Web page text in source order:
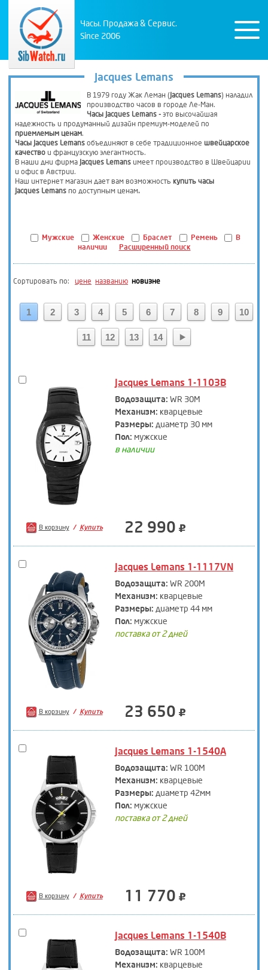
Часы. Продажа & Сервис.
Since 2006
Jacques Lemans
В 1979 году Жак Леман ( Jacques Lemans) наладил
производство часов в городе Ле-Ман.
Часы Jacques Lemans - это высочайшая
надежность и продуманный дизайн премиум-моделей по
приемлемым ценам.
Часы Jacques Lemans объединяют в себе традиционное швейцарское
качество и французскую элегантность.
В наши дни фирма Jacques Lemans имеет производство в Швейцарии
и офис в Австрии.
Наш интернет магазин дает вам возможность купить часы
Jacques Lemans по доступным ценам.
Мужские Женские Браслет Ремень
В
наличии
Расширенный поиск
Сортировать по: цене названию новизне
1 2 3 4 5 6 7 8 9 10
11 12 13 14
Jacques Lemans 1-1103B
Водозащита: WR 30M
Механизм: кварцевые
Размеры: диаметр 30 мм
Пол: мужские
в наличии
В корзину Купить 22 990
Jacques Lemans 1-1117VN
Водозащита: WR 200M
Механизм: кварцевые
Размеры: диаметр 44 мм
Пол: мужские
поставка от 2 дней
В корзину Купить 23 650
Jacques Lemans 1-1540A
Водозащита: WR 100M
Механизм: кварцевые
Размеры: диаметр 42мм
Пол: мужские
поставка от 2 дней
В корзину Купить 11 770
Jacques Lemans 1-1540B
Водозащита: WR 100M
Механизм: кварцевые